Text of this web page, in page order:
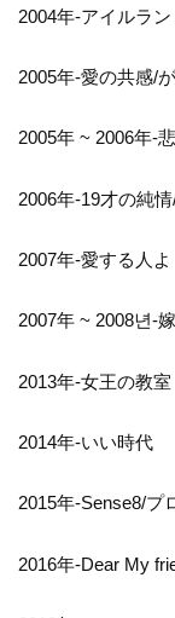
2004年-アイルラ
2005年-愛の共感/
2005年 ~ 2006年-
2006年-19才の純
2007年-愛する人よ
2007年 ~ 2008년-
2013年-女王の教室
2014年-いい時代
2015年-Sense8/プ
2016年-Dear My